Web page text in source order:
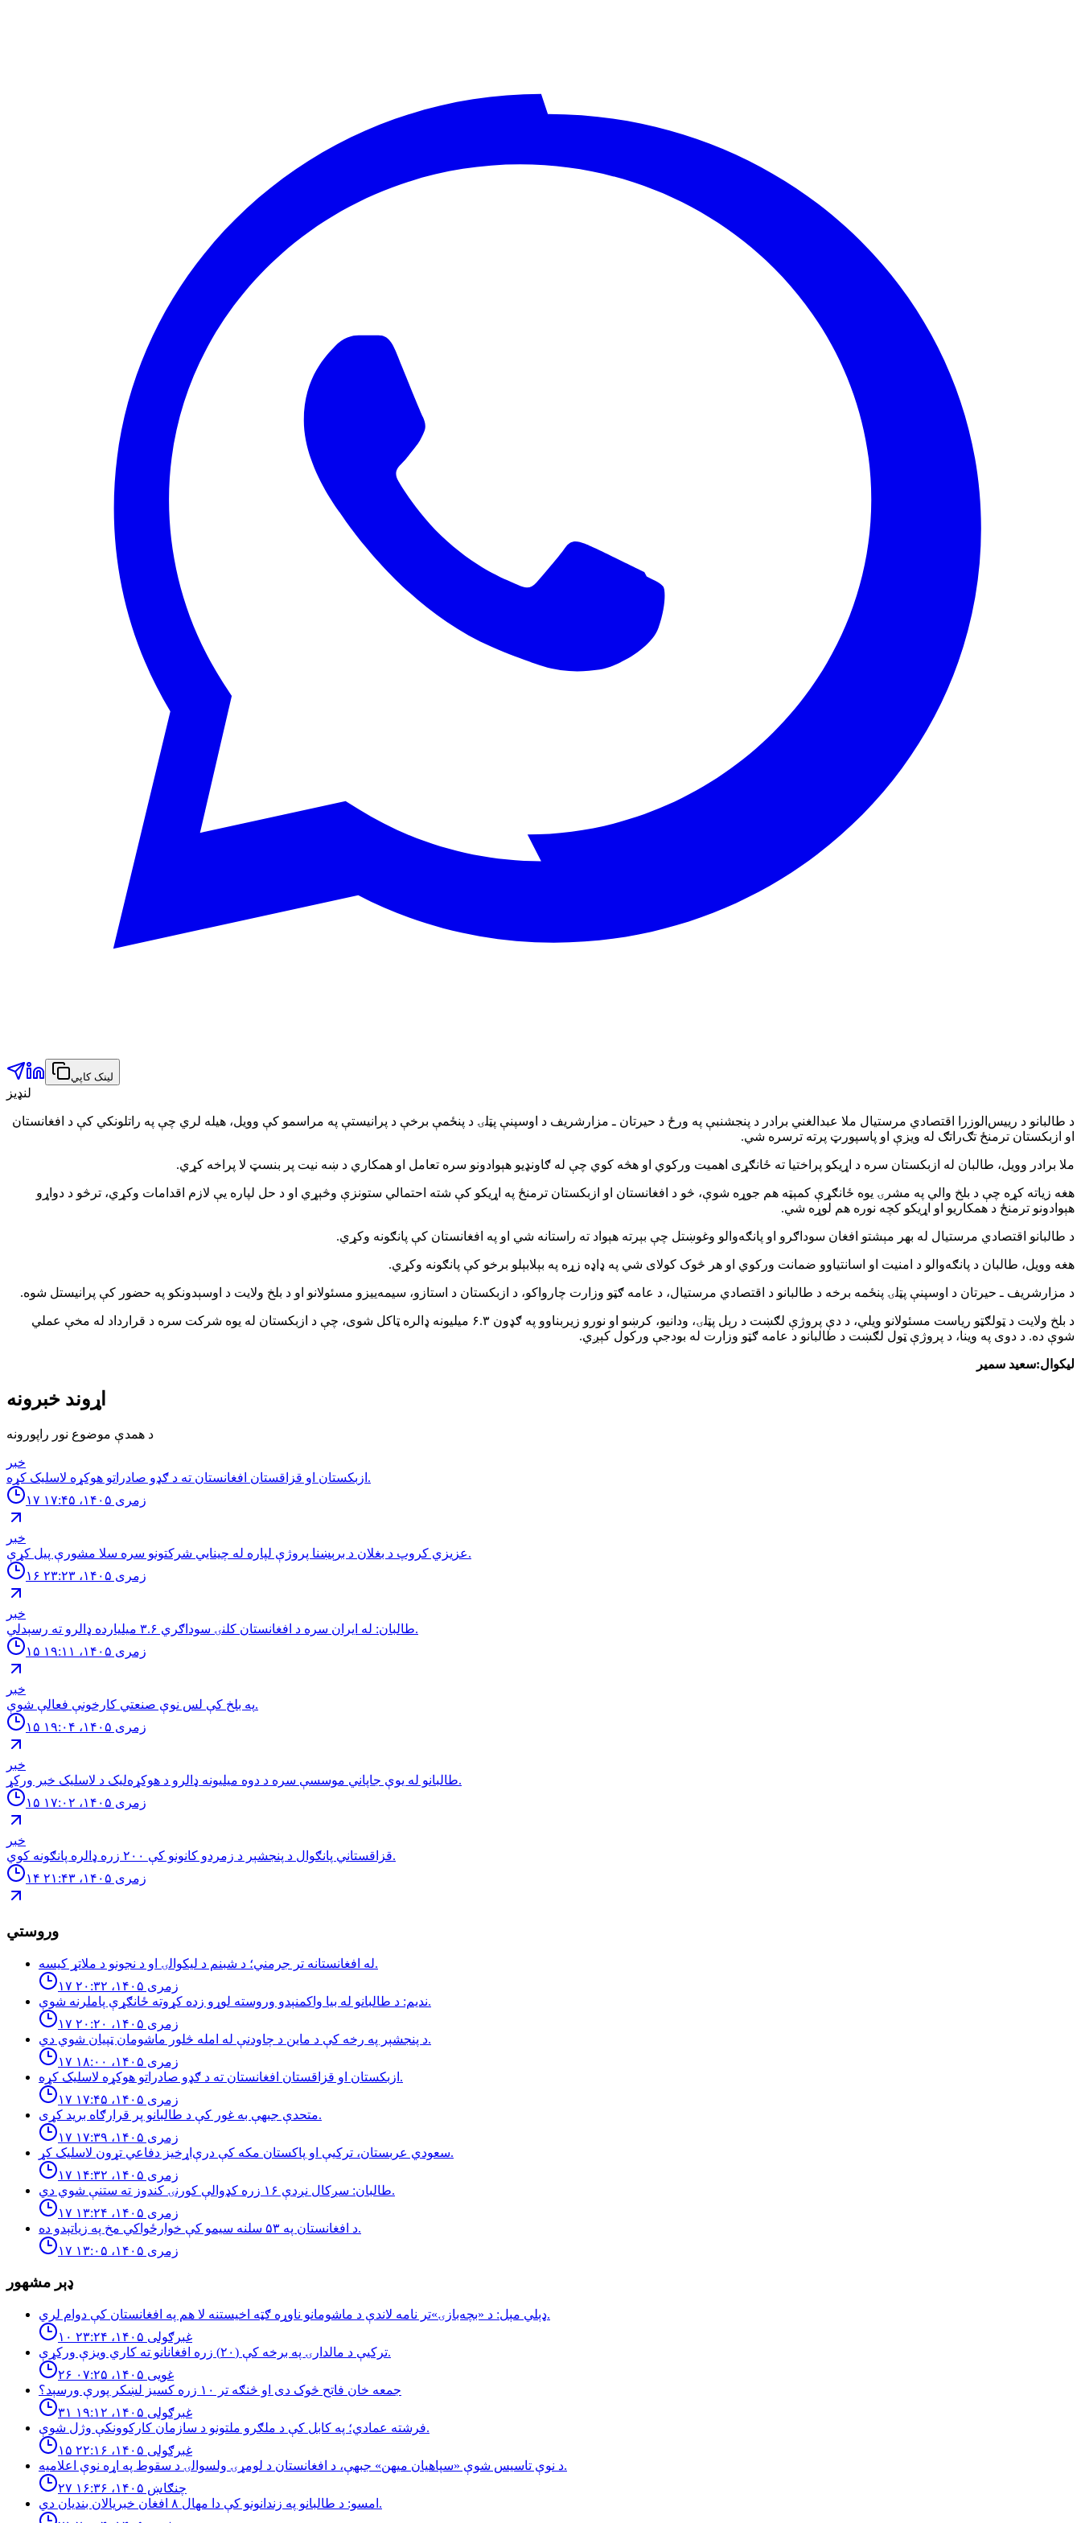
لینک کاپي
لنډیز
د طالبانو د رییس‌الوزرا اقتصادي مرستیال ملا عبدالغني برادر د پنجشنبې په ورځ د حیرتان ـ مزارشریف د اوسپنې پټلۍ د پنځمې برخې د پرانیستې په مراسمو کې وویل، هیله لري چې په راتلونکي کې د افغانستان
او ازبکستان ترمنځ تګ‌راتګ له ویزې او پاسپورټ پرته ترسره شي.
ملا برادر وویل، طالبان له ازبکستان سره د اړیکو پراختیا ته ځانګړی اهمیت ورکوي او هڅه کوي چې له ګاونډیو هېوادونو سره تعامل او همکاري د ښه نیت پر بنسټ لا پراخه کړي.
هغه زیاته کړه چې د بلخ والي په مشرۍ یوه ځانګړې کمېټه هم جوړه شوې، څو د افغانستان او ازبکستان ترمنځ په اړیکو کې شته احتمالي ستونزې وڅېړي او د حل لپاره یې لازم اقدامات وکړي، ترڅو د دواړو
هېوادونو ترمنځ د همکاریو او اړیکو کچه نوره هم لوړه شي.
د طالبانو اقتصادي مرستیال له بهر مېشتو افغان سوداګرو او پانګه‌والو وغوښتل چې بېرته هېواد ته راستانه شي او په افغانستان کې پانګونه وکړي.
هغه وویل، طالبان د پانګه‌والو د امنیت او اسانتیاوو ضمانت ورکوي او هر څوک کولای شي په ډاډه زړه په بېلابېلو برخو کې پانګونه وکړي.
د مزارشریف ـ حیرتان د اوسپنې پټلۍ پنځمه برخه د طالبانو د اقتصادي مرستیال، د عامه ګټو وزارت چارواکو، د ازبکستان د استازو، سیمه‌ییزو مسئولانو او د بلخ ولایت د اوسېدونکو په حضور کې پرانیستل شوه.
د بلخ ولایت د ټولګټو ریاست مسئولانو ویلي، د دې پروژې لګښت د رېل پټلۍ، ودانیو، کرښو او نورو زیربناوو په ګډون ۶.۳ میلیونه ډالره ټاکل شوی، چې د ازبکستان له یوه شرکت سره د قرارداد له مخې عملي
شوې ده. د دوی په وینا، د پروژې ټول لګښت د طالبانو د عامه ګټو وزارت له بودجې ورکول کېږي.
لیکوال:سعید سمیر
اړوند خبرونه
د همدې موضوع نور راپورونه
خبر
ازبكستان او قزاقستان افغانستان ته د ګډو صادراتو هوكړه لاسليک كړه.
۱۷ زمری ۱۴۰۵، ۱۷:۴۵
خبر
عزيزي كروپ د بغلان د برېښنا پروژې لپاره له چينايي شركتونو سره سلا مشورې پيل كړې.
۱۶ زمری ۱۴۰۵، ۲۳:۲۳
خبر
طالبان: له ايران سره د افغانستان كلنۍ سوداګري ۳.۶ ميليارده ډالرو ته رسېدلي.
۱۵ زمری ۱۴۰۵، ۱۹:۱۱
خبر
په بلخ كې لس نوې صنعتي كارخونې فعالې شوې.
۱۵ زمری ۱۴۰۵، ۱۹:۰۴
خبر
طالبانو له یوې جاپاني موسسې سره د دوه میلیونه ډالرو د هوکړه‌لیک د لاسلیک خبر ورکړ.
۱۵ زمری ۱۴۰۵، ۱۷:۰۲
خبر
قزاقستاني پانګوال د پنجشېر د زمردو كانونو كې ٢٠٠ زره ډالره پانګونه كوي.
۱۴ زمری ۱۴۰۵، ۲۱:۴۳
وروستي
له افغانستانه تر جرمني؛ د شبنم د ليكوالۍ او د نجونو د ملاتړ كيسه.
۱۷ زمری ۱۴۰۵، ۲۰:۳۲
نديم: د طالبانو له بيا واكمنېدو وروسته لوړو زده كړوته ځانګړې پاملرنه شوې.
۱۷ زمری ۱۴۰۵، ۲۰:۲۰
د پنجشېر په رخه کې د ماین د چاودنې له امله څلور ماشومان ټپیان شوي دي.
۱۷ زمری ۱۴۰۵، ۱۸:۰۰
ازبكستان او قزاقستان افغانستان ته د ګډو صادراتو هوكړه لاسليک كړه.
۱۷ زمری ۱۴۰۵، ۱۷:۴۵
متحدې جبهې به غور کې د طالبانو پر قرارګاه بريد كړی.
۱۷ زمری ۱۴۰۵، ۱۷:۳۹
سعودي عربستان، ترکیې او پاکستان مکه کې درې‌اړخیز دفاعي تړون لاسلیک کړ.
۱۷ زمری ۱۴۰۵، ۱۴:۳۲
طالبان: سږكال نږدې ١۶ زره كډوالې كورنۍ كندوز ته ستنې شوي دي.
۱۷ زمری ۱۴۰۵، ۱۳:۲۴
د افغانستان په ۵۳ سلنه سيمو كې خوارځواکي مخ په زياتېدو ده.
۱۷ زمری ۱۴۰۵، ۱۳:۰۵
ډېر مشهور
ډېلي مېل: د «بچه‌بازۍ»تر نامه لاندې د ماشومانو ناوړه ګټه اخیستنه لا هم په افغانستان کې دوام لري.
۱۰ غبرګولی ۱۴۰۵، ۲۳:۲۴
تركيې د مالدارۍ په برخه كې (٢٠) زره افغانانو ته كاري ويزې وركړې.
۲۶ غویی ۱۴۰۵، ۰۷:۲۵
جمعه خان فاتح څوک دی او څنګه تر ۱۰ زره کسیز لښکر پورې ورسېد؟
۳۱ غبرګولی ۱۴۰۵، ۱۹:۱۲
فرشته عمادي؛ په کابل کې د ملګرو ملتونو د سازمان کارکوونکې وژل شوې.
۱۵ غبرګولی ۱۴۰۵، ۲۲:۱۶
د نوې تاسیس شوې «سپاهیان میهن» جبهې، د افغانستان د لومړۍ ولسوالۍ د سقوط په اړه نوې اعلامیه.
۲۷ چنګاښ ۱۴۰۵، ۱۶:۳۶
امسو: د طالبانو په زندانونو كې دا مهال ٨ افغان خبريالان بنديان دي.